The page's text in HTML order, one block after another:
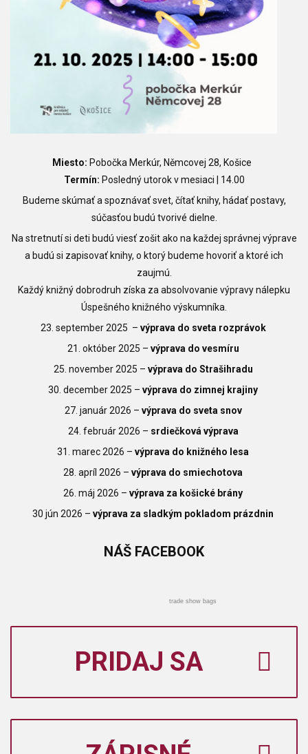
Miesto: Pobočka Merkúr, Němcovej 28, Košice
Termín: Posledný utorok v mesiaci | 14.00
Budeme skúmať a spoznávať svet, čítať knihy, hádať postavy,
súčasťou budú tvorivé dielne.
Na stretnutí si deti budú viesť zošit ako na každej správnej výprave
a budú si zapisovať knihy, o ktorý budeme hovoriť a ktoré ich
zaujmú.
Každý knižný dobrodruh získa za absolvovanie výpravy nálepku
Úspešného knižného výskumníka.
23. september 2025 – výprava do sveta rozprávok
21. október 2025 – výprava do vesmíru
25. november 2025 – výprava do Strašihradu
30. december 2025 – výprava do zimnej krajiny
27. január 2026 – výprava do sveta snov
24. február 2026 – srdiečková výprava
31. marec 2026 – výprava do knižného lesa
28. apríl 2026 – výprava do smiechotova
26. máj 2026 – výprava za košické brány
30 jún 2026 – výprava za sladkým pokladom prázdnin
NÁŠ FACEBOOK
trade show bags
PRIDAJ SA